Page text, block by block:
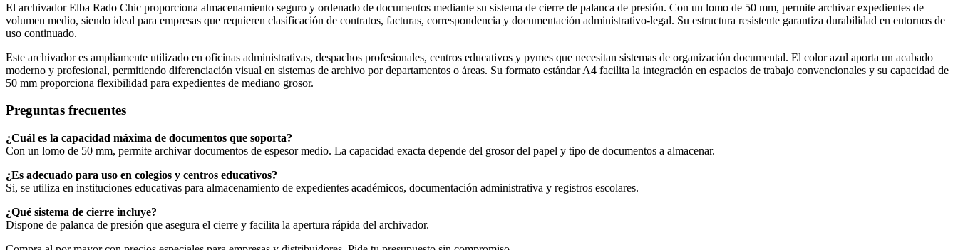
El archivador Elba Rado Chic proporciona almacenamiento seguro y ordenado de documentos mediante su sistema de cierre de palanca de presión. Con un lomo de 50 mm, permite archivar expedientes de
volumen medio, siendo ideal para empresas que requieren clasificación de contratos, facturas, correspondencia y documentación administrativo-legal. Su estructura resistente garantiza durabilidad en entornos de
uso continuado.
Este archivador es ampliamente utilizado en oficinas administrativas, despachos profesionales, centros educativos y pymes que necesitan sistemas de organización documental. El color azul aporta un acabado
moderno y profesional, permitiendo diferenciación visual en sistemas de archivo por departamentos o áreas. Su formato estándar A4 facilita la integración en espacios de trabajo convencionales y su capacidad de
50 mm proporciona flexibilidad para expedientes de mediano grosor.
Preguntas frecuentes
¿Cuál es la capacidad máxima de documentos que soporta?
Con un lomo de 50 mm, permite archivar documentos de espesor medio. La capacidad exacta depende del grosor del papel y tipo de documentos a almacenar.
¿Es adecuado para uso en colegios y centros educativos?
Si, se utiliza en instituciones educativas para almacenamiento de expedientes académicos, documentación administrativa y registros escolares.
¿Qué sistema de cierre incluye?
Dispone de palanca de presión que asegura el cierre y facilita la apertura rápida del archivador.